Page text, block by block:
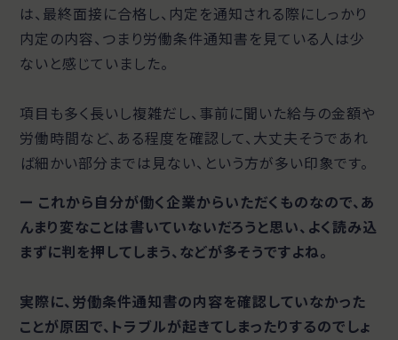
は、最終面接に合格し、内定を通知される際にしっかり
内定の内容、つまり労働条件通知書を見ている人は少
ないと感じていました。
項目も多く長いし複雑だし、事前に聞いた給与の金額や
労働時間など、ある程度を確認して、大丈夫そうであれ
ば細かい部分までは見ない、という方が多い印象です。
ー これから自分が働く企業からいただくものなので、あ
んまり変なことは書いていないだろうと思い、よく読み込
まずに判を押してしまう、などが多そうですよね。
実際に、労働条件通知書の内容を確認していなかった
ことが原因で、トラブルが起きてしまったりするのでしょ